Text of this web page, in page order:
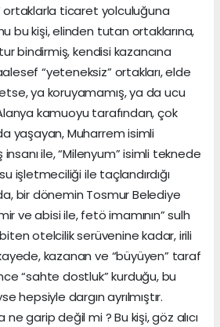
ortaklarla ticaret yolculuğuna
bu kişi, elinden tutan ortaklarına,
bindirmiş, kendisi kazancına
“yeteneksiz” ortakları, elde
ya koruyamamış, ya da ucu
kamuoyu tarafından, çok
yaşayan, Muharrem isimli
insanı ile, “Milenyum” isimli teknede
işletmeciliği ile taçlandırdığı
bir dönemin Tosmur Belediye
ve abisi ile, fetö imamının” sulh
otelcilik serüvenine kadar, irili
kazanan ve “büyüyen” taraf
“sahte dostluk” kurduğu, bu
hepsiyle dargın ayrılmıştır.
ne garip değil mi ? Bu kişi, göz alıcı